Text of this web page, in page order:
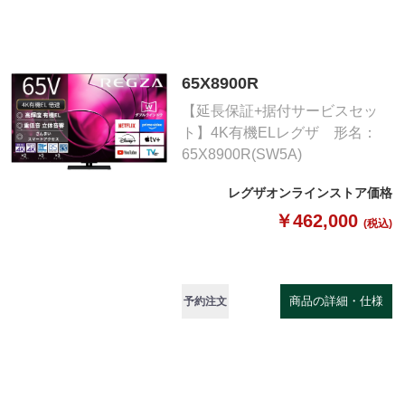
65X8900R
【延長保証+据付サービスセッ
ト】4K有機ELレグザ 形名：
65X8900R(SW5A)
レグザオンラインストア価格
￥462,000 (税込)
予約注文 商品の詳細・仕様